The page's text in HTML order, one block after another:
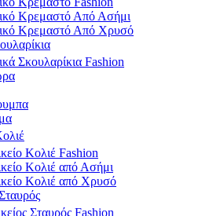
Κρεμαστό Από Ασήμι
Κρεμαστό Από Χρυσό
Σκουλαρίκια Fashion
Κολιέ Fashion
Κολιέ από Ασήμι
Κολιέ από Χρυσό
Σταυρός Fashion